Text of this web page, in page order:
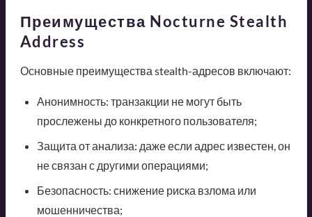
Преимущества Nocturne Stealth
Address
Основные преимущества stealth-адресов включают:
Анонимность: транзакции не могут быть
прослежены до конкретного пользователя;
Защита от анализа: даже если адрес известен, он
не связан с другими операциями;
Безопасность: снижение риска взлома или
мошенничества;